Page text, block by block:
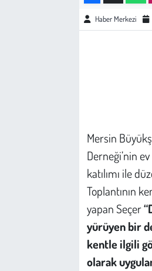
Haber Merkezi
Mersin
Derneği’nin
katılımı ile
Toplantının
yapan Seçer
yürüyen bir
kentle ilgili
olarak